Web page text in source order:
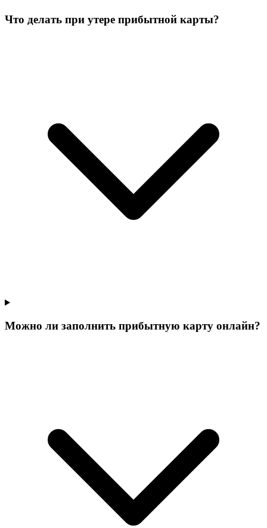
Что делать при утере прибытной карты?
Можно ли заполнить прибытную карту онлайн?